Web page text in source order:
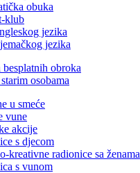
obuka
klub
jezika
jezika
besplatnih obroka
osobama
u smeće
vune
akcije
s djecom
kreativne radionice sa ženama
s vunom